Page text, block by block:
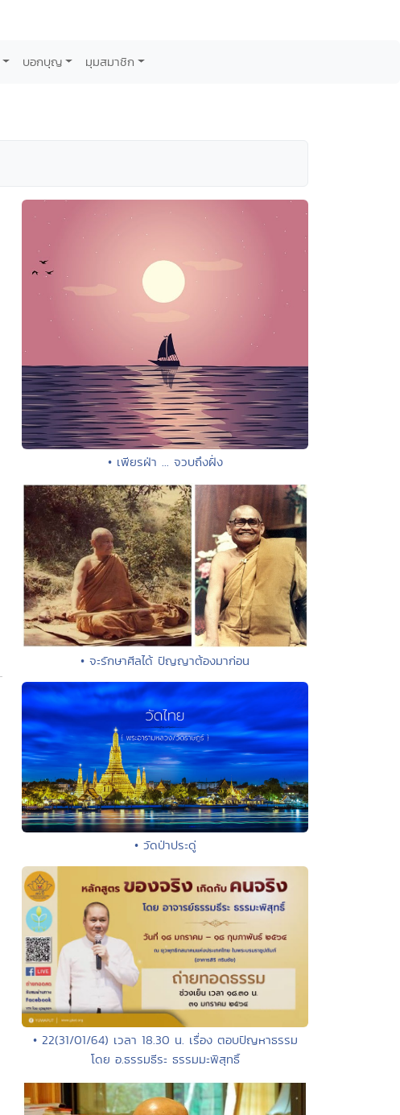
บอกบุญ มุมสมาชิก
• เพียรฝ่า ... จวบถึงฝั่ง
• จะรักษาศีลได้ ปัญญาต้องมาก่อน
• วัดป่าประดู่
• 22(31/01/64) เวลา 18.30 น. เรื่อง ตอบปัญหาธรรม
โดย อ.ธรรมธีระ ธรรมมะพิสุทธิ์